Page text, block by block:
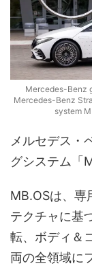
Mercedes-Benz
Mercedes-Benz
system
メルセデス・
グシステム「
MB.OSは、専
テクチャに基
転、ボディ＆
両の全領域に